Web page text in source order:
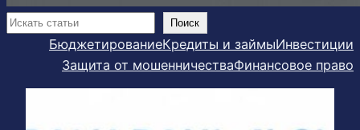
Поиск Поиск
БюджетированиеКредиты и займыИнвестиции
Защита от мошенничестваФинансовое право